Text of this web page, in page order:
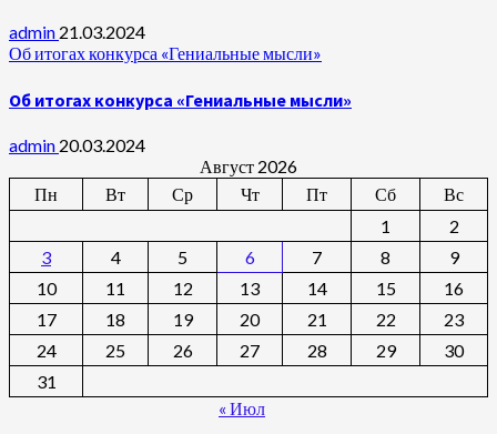
admin 21.03.2024
Об итогах конкурса «Гениальные мысли»
Об итогах конкурса «Гениальные мысли»
admin 20.03.2024
Август 2026
Пн
Вт Ср Чт Пт Сб
Вс
1
2
3
4 5 6 7 8
9
10
11 12 13 14 15
16
17
18 19 20 21 22
23
24
25 26 27 28 29
30
31
« Июл